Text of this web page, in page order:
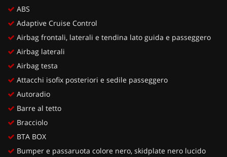
ABS
Adaptive Cruise Control
Airbag frontali, laterali e tendina lato guida e passeggero
Airbag laterali
Airbag testa
Attacchi isofix posteriori e sedile passeggero
Autoradio
Barre al tetto
Bracciolo
BTA BOX
Bumper e passaruota colore nero, skidplate nero lucido